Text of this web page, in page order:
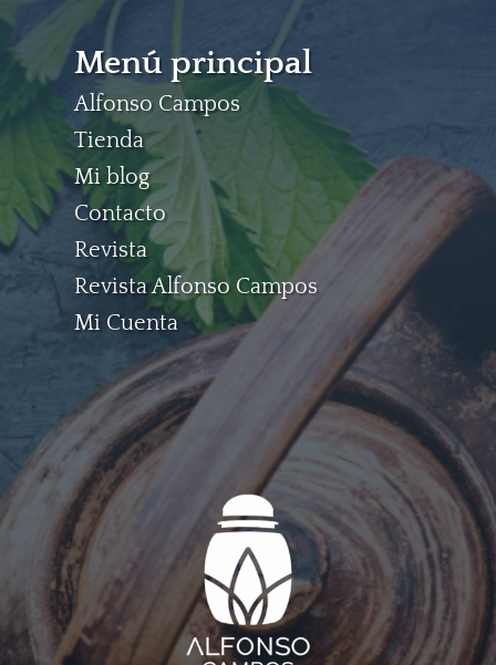
Menú principal
Alfonso Campos
Tienda
Mi blog
Contacto
Revista
Revista Alfonso Campos
Mi Cuenta